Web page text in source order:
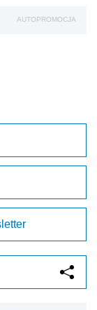
AUTOPROMOCJA